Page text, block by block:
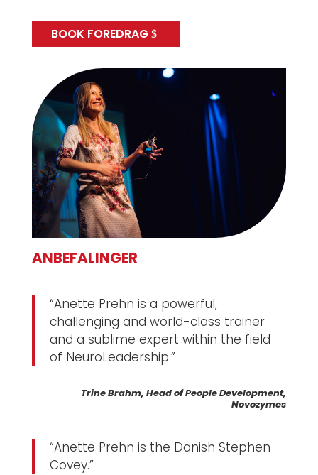
BOOK FOREDRAG
ANBEFALINGER
“Anette Prehn is a powerful,
challenging and world-class trainer
and a sublime expert within the field
of NeuroLeadership.”
Trine Brahm, Head of People Development,
Novozymes
“Anette Prehn is the Danish Stephen
Covey.”